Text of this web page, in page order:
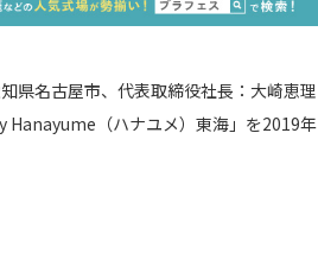
県名古屋市、代表取締役社長：大崎恵理
Hanayume（ハナユメ）東海」を2019年